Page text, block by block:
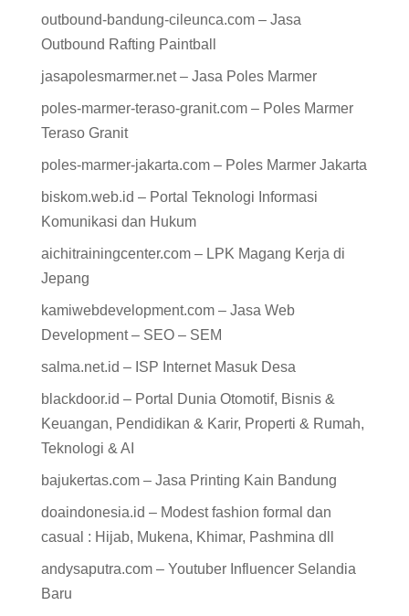
outbound-bandung-cileunca.com – Jasa
Outbound Rafting Paintball
jasapolesmarmer.net – Jasa Poles Marmer
poles-marmer-teraso-granit.com – Poles Marmer
Teraso Granit
poles-marmer-jakarta.com – Poles Marmer Jakarta
biskom.web.id – Portal Teknologi Informasi
Komunikasi dan Hukum
aichitrainingcenter.com – LPK Magang Kerja di
Jepang
kamiwebdevelopment.com – Jasa Web
Development – SEO – SEM
salma.net.id – ISP Internet Masuk Desa
blackdoor.id – Portal Dunia Otomotif, Bisnis &
Keuangan, Pendidikan & Karir, Properti & Rumah,
Teknologi & AI
bajukertas.com – Jasa Printing Kain Bandung
doaindonesia.id – Modest fashion formal dan
casual : Hijab, Mukena, Khimar, Pashmina dll
andysaputra.com – Youtuber Influencer Selandia
Baru